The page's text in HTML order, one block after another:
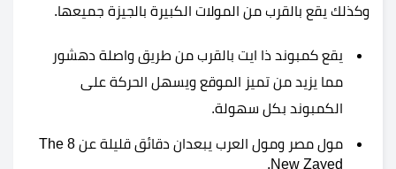
وكذلك يقع بالقرب من المولات الكبيرة بالجيزة جميعها.
يقع كمبوند ذا ايت بالقرب من طريق واصلة دهشور
مما يزيد من تميز الموقع ويسهل الحركة على
الكمبوند بكل سهولة.
مول مصر ومول العرب يبعدان دقائق قليلة عن The 8
New Zayed.